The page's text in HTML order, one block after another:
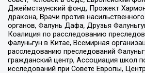
Джеймстаунский фонд, Прожект
дракона, Врачи против
органов, Фалунь Дафа, Друзья
Коалиция по расследованию
Фалуньгун в Китае, Всемирная
расследованию преследований
гражданский центр, Ассоциация школ
исследований при Совете Европы,